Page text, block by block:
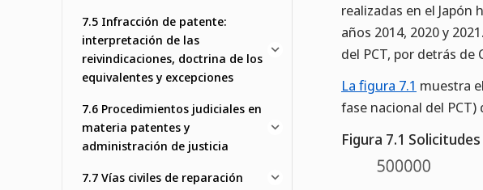
7.5 Infracción de patente:
interpretación de las
reivindicaciones, doctrina de los
equivalentes y excepciones
7.6 Procedimientos judiciales en
materia patentes y
administración de justicia
7.7 Vías civiles de reparación
realizadas en el Japón
años 2014, 2020 y
del PCT, por detrás de
La figura 7.1 muestra
fase nacional del PCT)
Figura 7.1